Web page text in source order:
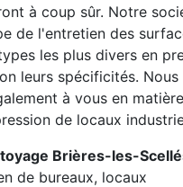
à coup sûr. Notre
de l'entretien des
les plus divers en
leurs spécificités. Nous
à vous en
de locaux
Brières-les-
de bureaux, locaux